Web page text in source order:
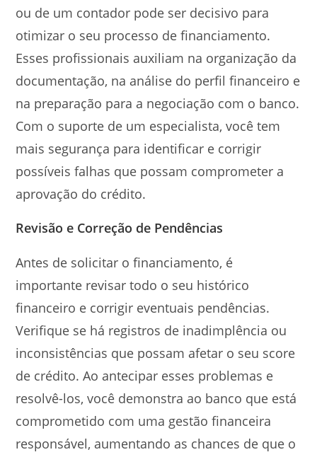
ou de um contador pode ser decisivo para
otimizar o seu processo de financiamento.
Esses profissionais auxiliam na organização da
documentação, na análise do perfil financeiro e
na preparação para a negociação com o banco.
Com o suporte de um especialista, você tem
mais segurança para identificar e corrigir
possíveis falhas que possam comprometer a
aprovação do crédito.
Revisão e Correção de Pendências
Antes de solicitar o financiamento, é
importante revisar todo o seu histórico
financeiro e corrigir eventuais pendências.
Verifique se há registros de inadimplência ou
inconsistências que possam afetar o seu score
de crédito. Ao antecipar esses problemas e
resolvê-los, você demonstra ao banco que está
comprometido com uma gestão financeira
responsável, aumentando as chances de que o